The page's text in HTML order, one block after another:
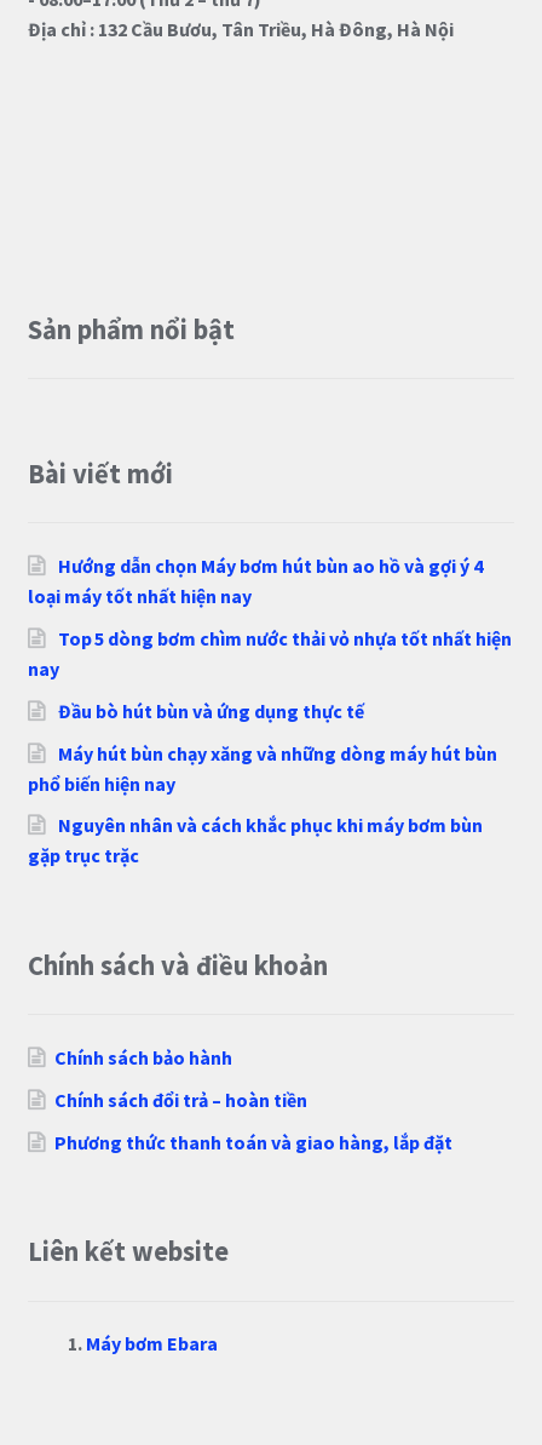
Địa chỉ : 132 Cầu Bươu, Tân Triều, Hà Đông, Hà Nội
Sản phẩm nổi bật
Bài viết mới
Hướng dẫn chọn Máy bơm hút bùn ao hồ và gợi ý 4
loại máy tốt nhất hiện nay
Top 5 dòng bơm chìm nước thải vỏ nhựa tốt nhất hiện
nay
Đầu bò hút bùn và ứng dụng thực tế
Máy hút bùn chạy xăng và những dòng máy hút bùn
phổ biến hiện nay
Nguyên nhân và cách khắc phục khi máy bơm bùn
gặp trục trặc
Chính sách và điều khoản
Chính sách bảo hành
Chính sách đổi trả – hoàn tiền
Phương thức thanh toán và giao hàng, lắp đặt
Liên kết website
Máy bơm Ebara